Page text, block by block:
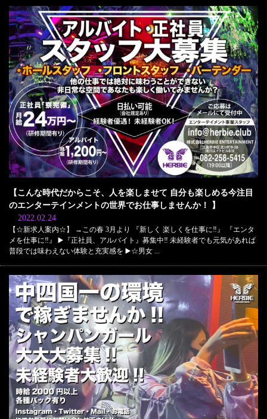
【こんな時代だからこそ、人を楽しませて 自分も楽しめる今注目
のエンターテインメントの世界でお仕事しませんか！ 】
2022.02.24
【☆新求人案内☆】 →この春 3月より 『新しく 楽しくを仕事に‼︎』 『エンタ
メを仕事に‼︎』 ▶️『正社員、アルバイト』募集中‼️ 未経験者でも元気があれば
普段では味わえない体験と充実感を ▶️☆男女 ...